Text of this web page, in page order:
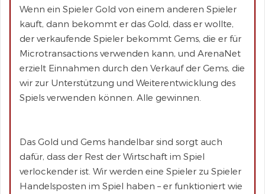
Wenn ein Spieler Gold von einem anderen Spieler
kauft, dann bekommt er das Gold, dass er wollte,
der verkaufende Spieler bekommt Gems, die er für
Microtransactions verwenden kann, und ArenaNet
erzielt Einnahmen durch den Verkauf der Gems, die
wir zur Unterstützung und Weiterentwicklung des
Spiels verwenden können. Alle gewinnen.
Das Gold und Gems handelbar sind sorgt auch
dafür, dass der Rest der Wirtschaft im Spiel
verlockender ist. Wir werden eine Spieler zu Spieler
Handelsposten im Spiel haben – er funktioniert wie